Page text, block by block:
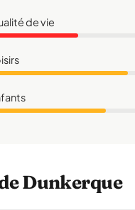
de vie
Dunkerque